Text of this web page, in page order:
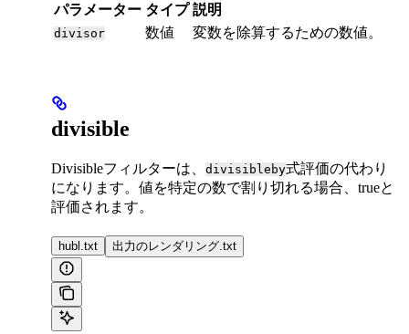
パラメーター タイプ 説明
divisor 数値 変数を除算するための数値。
divisible
Divisibleフィルターは、 divisibleby式評価の代わり
になります。値を特定の数で割り切れる場合、trueと
評価されます。
hubl.txt 出力のレンダリング.txt